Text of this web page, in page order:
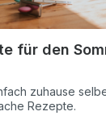
für den
zuhause
Rezepte.